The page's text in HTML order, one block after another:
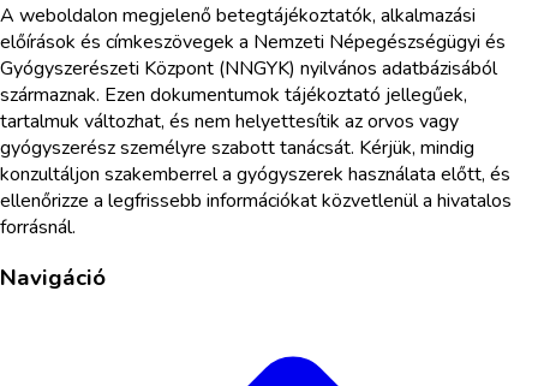
A weboldalon megjelenő betegtájékoztatók, alkalmazási
előírások és címkeszövegek a Nemzeti Népegészségügyi és
Gyógyszerészeti Központ (NNGYK) nyilvános adatbázisából
származnak. Ezen dokumentumok tájékoztató jellegűek,
tartalmuk változhat, és nem helyettesítik az orvos vagy
gyógyszerész személyre szabott tanácsát. Kérjük, mindig
konzultáljon szakemberrel a gyógyszerek használata előtt, és
ellenőrizze a legfrissebb információkat közvetlenül a hivatalos
forrásnál.
Navigáció